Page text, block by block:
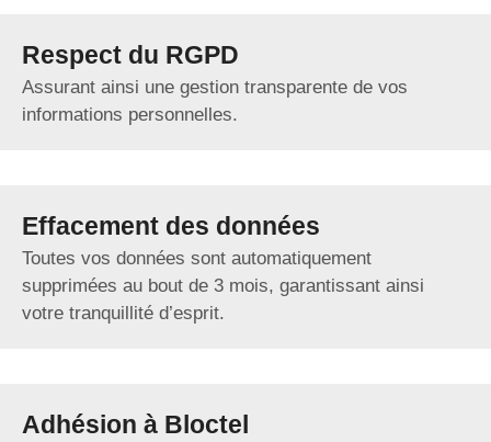
Respect du RGPD
Assurant ainsi une gestion transparente de vos
informations personnelles.
Effacement des données
Toutes vos données sont automatiquement
supprimées au bout de 3 mois, garantissant ainsi
votre tranquillité d’esprit.
Adhésion à Bloctel